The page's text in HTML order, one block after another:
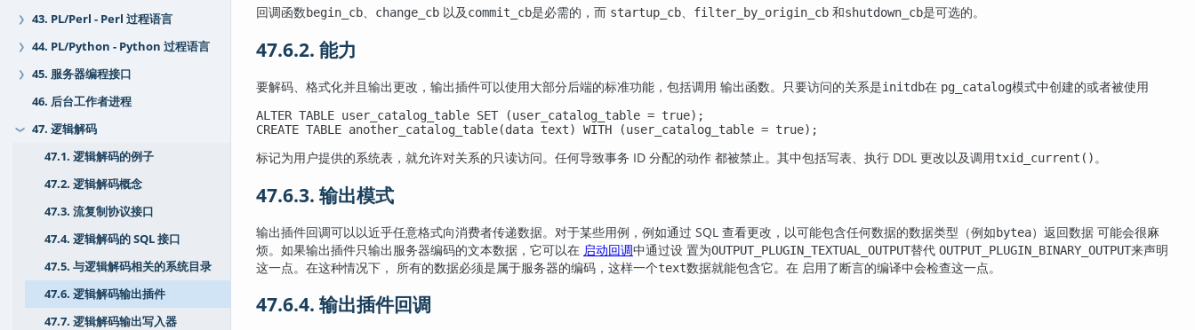
❯ 43. PL/Perl - Perl 过程语言
❯ 44. PL/Python - Python 过程语言
❯
45. 服务器编程接口
46. 后台工作者进程
❯
47. 逻辑解码
47.1. 逻辑解码的例子
47.2. 逻辑解码概念
47.3. 流复制协议接口
47.4. 逻辑解码的 SQL 接口
47.5. 与逻辑解码相关的系统目录
47.6. 逻辑解码输出插件
47.7. 逻辑解码输出写入器
回调函数begin_cb、 change_cb 以及commit_cb是必需的，而 startup_cb、 filter_by_origin_cb 和shutdown_cb是可选的。
47.6.2. 能力
要解码、格式化并且输出更改，输出插件可以使用大部分后端的标准功能，包括调用 输出函数。只要访问的关系是initdb在 pg_catalog模式中创建的或者被使用
ALTER TABLE user_catalog_table SET (user_catalog_table = true);
CREATE TABLE another_catalog_table(data text) WITH (user_catalog_table = true);
标记为用户提供的系统表，就允许对关系的只读访问。任何导致事务 ID 分配的动作 都被禁止。其中包括写表、执行 DDL 更改以及调用txid_current()。
47.6.3. 输出模式
输出插件回调可以以近乎任意格式向消费者传递数据。对于某些用例，例如通过 SQL 查看更改，以可能包含任何数据的数据类型（例如bytea）返回数据 可能会很麻
烦。如果输出插件只输出服务器编码的文本数据，它可以在 启动回调中通过设 置为OUTPUT_PLUGIN_TEXTUAL_OUTPUT替代 OUTPUT_PLUGIN_BINARY_OUTPUT来声明
这一点。在这种情况下， 所有的数据必须是属于服务器的编码，这样一个text数据就能包含它。在 启用了断言的编译中会检查这一点。
47.6.4. 输出插件回调